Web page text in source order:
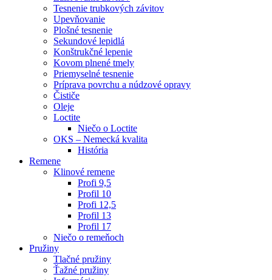
Tesnenie trubkových závitov
Upevňovanie
Plošné tesnenie
Sekundové lepidlá
Konštrukčné lepenie
Kovom plnené tmely
Priemyselné tesnenie
Príprava povrchu a núdzové opravy
Čističe
Oleje
Loctite
Niečo o Loctite
OKS – Nemecká kvalita
História
Remene
Klinové remene
Profi 9,5
Profil 10
Profi 12,5
Profil 13
Profil 17
Niečo o remeňoch
Pružiny
Tlačné pružiny
Ťažné pružiny